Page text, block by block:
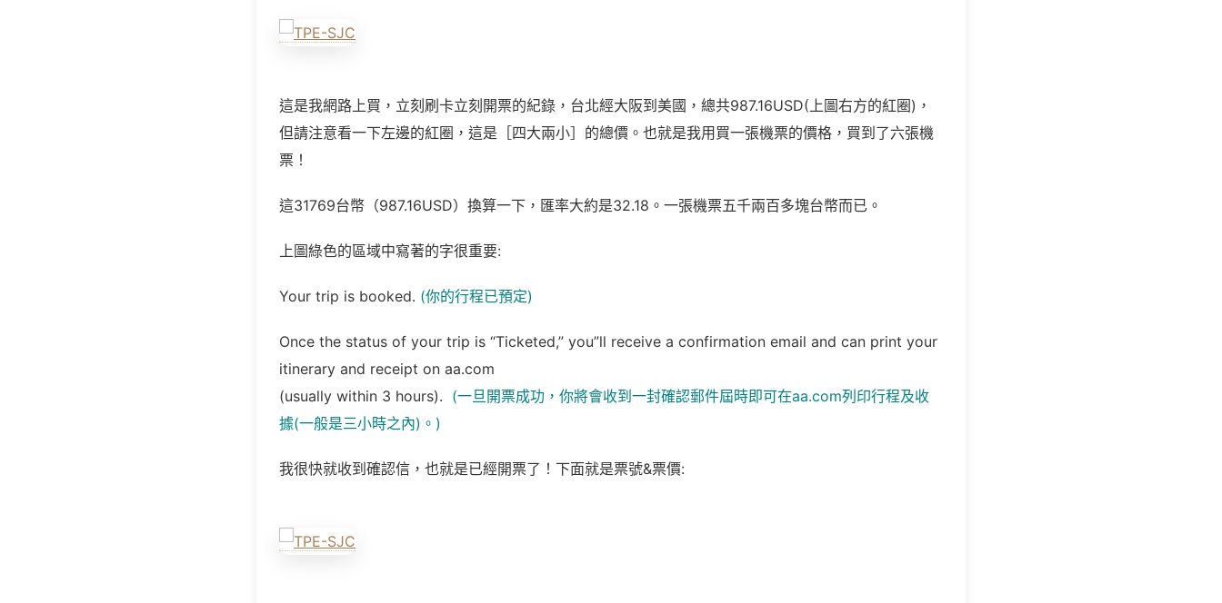
這是我網路上買，立刻刷卡立刻開票的紀錄，台北經大阪到美國，總共987.16USD(上圖右方的紅圈)，
但請注意看一下左邊的紅圈，這是［四大兩小］的總價。也就是我用買一張機票的價格，買到了六張機
票！
這31769台幣（987.16USD）換算一下，匯率大約是32.18。一張機票五千兩百多塊台幣而已。
上圖綠色的區域中寫著的字很重要:
Your trip is booked. (你的行程已預定)
Once the status of your trip is “Ticketed,” you”ll receive a confirmation email and can print your
itinerary and receipt on aa.com
(usually within 3 hours). (一旦開票成功，你將會收到一封確認郵件屆時即可在aa.com列印行程及收
據(一般是三小時之內)。)
我很快就收到確認信，也就是已經開票了！下面就是票號&票價: